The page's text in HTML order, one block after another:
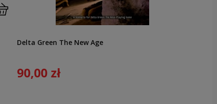
Delta Green The New Age
90,00 zł